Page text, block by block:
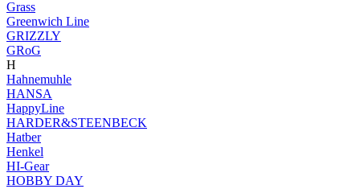
Grass
Greenwich Line
GRIZZLY
GRoG
H
Hahnemuhle
HANSA
HappyLine
HARDER&STEENBECK
Hatber
Henkel
HI-Gear
HOBBY DAY